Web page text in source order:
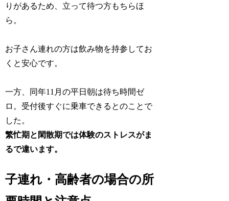
りがあるため、立って待つ方もちらほ
ら。
お子さん連れの方は飲み物を持参してお
くと安心です。
一方、同年11月の平日朝は待ち時間ゼ
ロ。受付後すぐに乗車できるとのことで
した。
繁忙期と閑散期では体験のストレスがま
るで違います。
子連れ・高齢者の場合の所